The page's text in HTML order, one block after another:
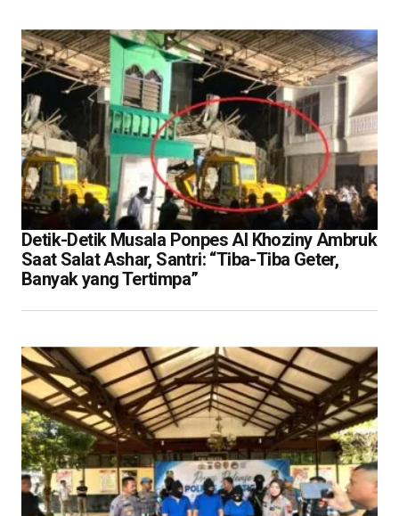
Detik-Detik Musala Ponpes Al Khoziny Ambruk
Saat Salat Ashar, Santri: “Tiba-Tiba Geter,
Banyak yang Tertimpa”